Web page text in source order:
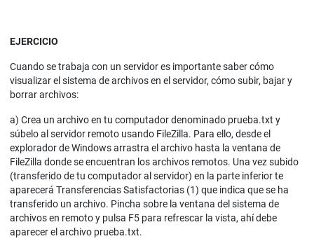
EJERCICIO
Cuando se trabaja con un servidor es importante saber cómo
visualizar el sistema de archivos en el servidor, cómo subir, bajar y
borrar archivos:
a) Crea un archivo en tu computador denominado prueba.txt y
súbelo al servidor remoto usando FileZilla. Para ello, desde el
explorador de Windows arrastra el archivo hasta la ventana de
FileZilla donde se encuentran los archivos remotos. Una vez subido
(transferido de tu computador al servidor) en la parte inferior te
aparecerá Transferencias Satisfactorias (1) que indica que se ha
transferido un archivo. Pincha sobre la ventana del sistema de
archivos en remoto y pulsa F5 para refrescar la vista, ahí debe
aparecer el archivo prueba.txt.